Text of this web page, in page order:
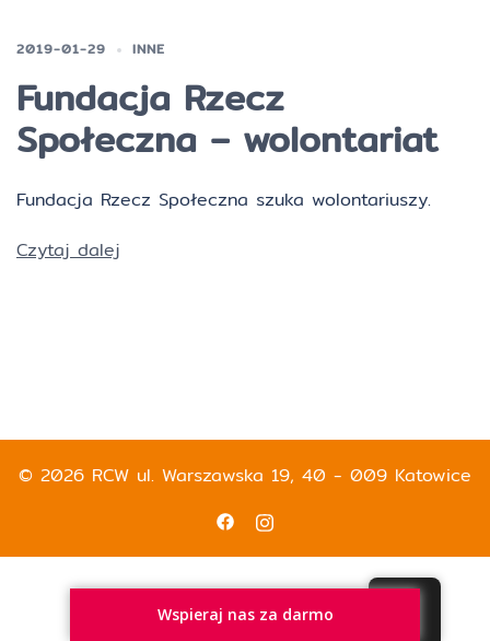
2019-01-29 INNE
Fundacja Rzecz
Społeczna – wolontariat
Fundacja Rzecz Społeczna szuka wolontariuszy.
Czytaj dalej
© 2026 RCW ul. Warszawska 19, 40 - 009 Katowice
Wspieraj nas za darmo